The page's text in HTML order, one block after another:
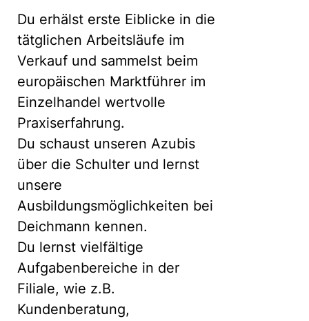
Du erhälst erste Eiblicke in die
tätglichen Arbeitsläufe im
Verkauf und sammelst beim
europäischen Marktführer im
Einzelhandel wertvolle
Praxiserfahrung.
Du schaust unseren Azubis
über die Schulter und lernst
unsere
Ausbildungsmöglichkeiten bei
Deichmann kennen.
Du lernst vielfältige
Aufgabenbereiche in der
Filiale, wie z.B.
Kundenberatung,